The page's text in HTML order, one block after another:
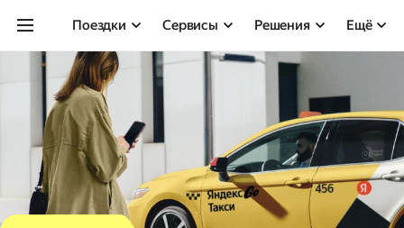
Поездки Сервисы Решения Ещё